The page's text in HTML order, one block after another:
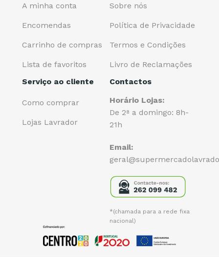
A minha conta
Encomendas
Carrinho de compras
Lista de favoritos
Sobre nós
Política de Privacidade
Termos e Condições
Livro de Reclamações
Serviço ao cliente
Como comprar
Lojas Lavrador
Contactos
Horário Lojas:
De 2ª a domingo: 8h-
21h
Email:
*(chamada para a rede fixa
nacional)